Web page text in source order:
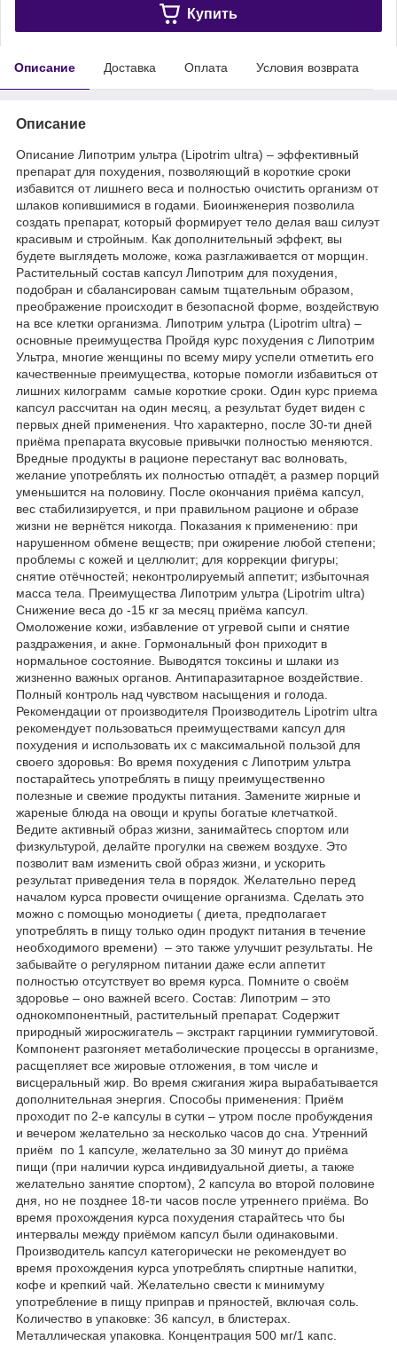
Купить
Описание Доставка Оплата Условия возврата
Описание
Описание Липотрим ультра (Lipotrim ultra) – эффективный
препарат для похудения, позволяющий в короткие сроки
избавится от лишнего веса и полностью очистить организм от
шлаков копившимися в годами. Биоинженерия позволила
создать препарат, который формирует тело делая ваш силуэт
красивым и стройным. Как дополнительный эффект, вы
будете выглядеть моложе, кожа разглаживается от морщин.
Растительный состав капсул Липотрим для похудения,
подобран и сбалансирован самым тщательным образом,
преображение происходит в безопасной форме, воздействую
на все клетки организма. Липотрим ультра (Lipotrim ultra) –
основные преимущества Пройдя курс похудения с Липотрим
Ультра, многие женщины по всему миру успели отметить его
качественные преимущества, которые помогли избавиться от
лишних килограмм самые короткие сроки. Один курс приема
капсул рассчитан на один месяц, а результат будет виден с
первых дней применения. Что характерно, после 30-ти дней
приёма препарата вкусовые привычки полностью меняются.
Вредные продукты в рационе перестанут вас волновать,
желание употреблять их полностью отпадёт, а размер порций
уменьшится на половину. После окончания приёма капсул,
вес стабилизируется, и при правильном рационе и образе
жизни не вернётся никогда. Показания к применению: при
нарушенном обмене веществ; при ожирение любой степени;
проблемы с кожей и целлюлит; для коррекции фигуры;
снятие отёчностей; неконтролируемый аппетит; избыточная
масса тела. Преимущества Липотрим ультра (Lipotrim ultra)
Снижение веса до -15 кг за месяц приёма капсул.
Омоложение кожи, избавление от угревой сыпи и снятие
раздражения, и акне. Гормональный фон приходит в
нормальное состояние. Выводятся токсины и шлаки из
жизненно важных органов. Антипаразитарное воздействие.
Полный контроль над чувством насыщения и голода.
Рекомендации от производителя Производитель Lipotrim ultra
рекомендует пользоваться преимуществами капсул для
похудения и использовать их с максимальной пользой для
своего здоровья: Во время похудения с Липотрим ультра
постарайтесь употреблять в пищу преимущественно
полезные и свежие продукты питания. Замените жирные и
жареные блюда на овощи и крупы богатые клетчаткой.
Ведите активный образ жизни, занимайтесь спортом или
физкультурой, делайте прогулки на свежем воздухе. Это
позволит вам изменить свой образ жизни, и ускорить
результат приведения тела в порядок. Желательно перед
началом курса провести очищение организма. Сделать это
можно с помощью монодиеты ( диета, предполагает
употреблять в пищу только один продукт питания в течение
необходимого времени) – это также улучшит результаты. Не
забывайте о регулярном питании даже если аппетит
полностью отсутствует во время курса. Помните о своём
здоровье – оно важней всего. Состав: Липотрим – это
однокомпонентный, растительный препарат. Содержит
природный жиросжигатель – экстракт гарцинии гуммигутовой.
Компонент разгоняет метаболические процессы в организме,
расщепляет все жировые отложения, в том числе и
висцеральный жир. Во время сжигания жира вырабатывается
дополнительная энергия. Способы применения: Приём
проходит по 2-е капсулы в сутки – утром после пробуждения
и вечером желательно за несколько часов до сна. Утренний
приём по 1 капсуле, желательно за 30 минут до приёма
пищи (при наличии курса индивидуальной диеты, а также
желательно занятие спортом), 2 капсула во второй половине
дня, но не позднее 18-ти часов после утреннего приёма. Во
время прохождения курса похудения старайтесь что бы
интервалы между приёмом капсул были одинаковыми.
Производитель капсул категорически не рекомендует во
время прохождения курса употреблять спиртные напитки,
кофе и крепкий чай. Желательно свести к минимуму
употребление в пищу приправ и пряностей, включая соль.
Количество в упаковке: 36 капсул, в блистерах.
Металлическая упаковка. Концентрация 500 мг/1 капс.